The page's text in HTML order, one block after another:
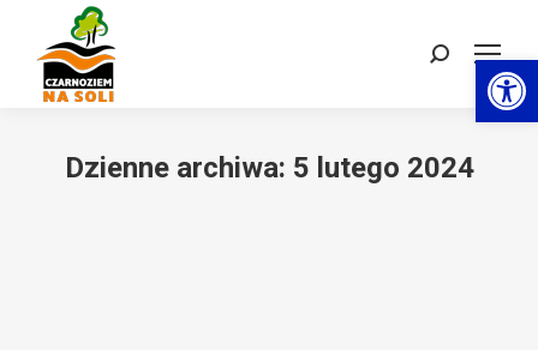
Szukaj:
Dzienne archiwa: 5 lutego 2024